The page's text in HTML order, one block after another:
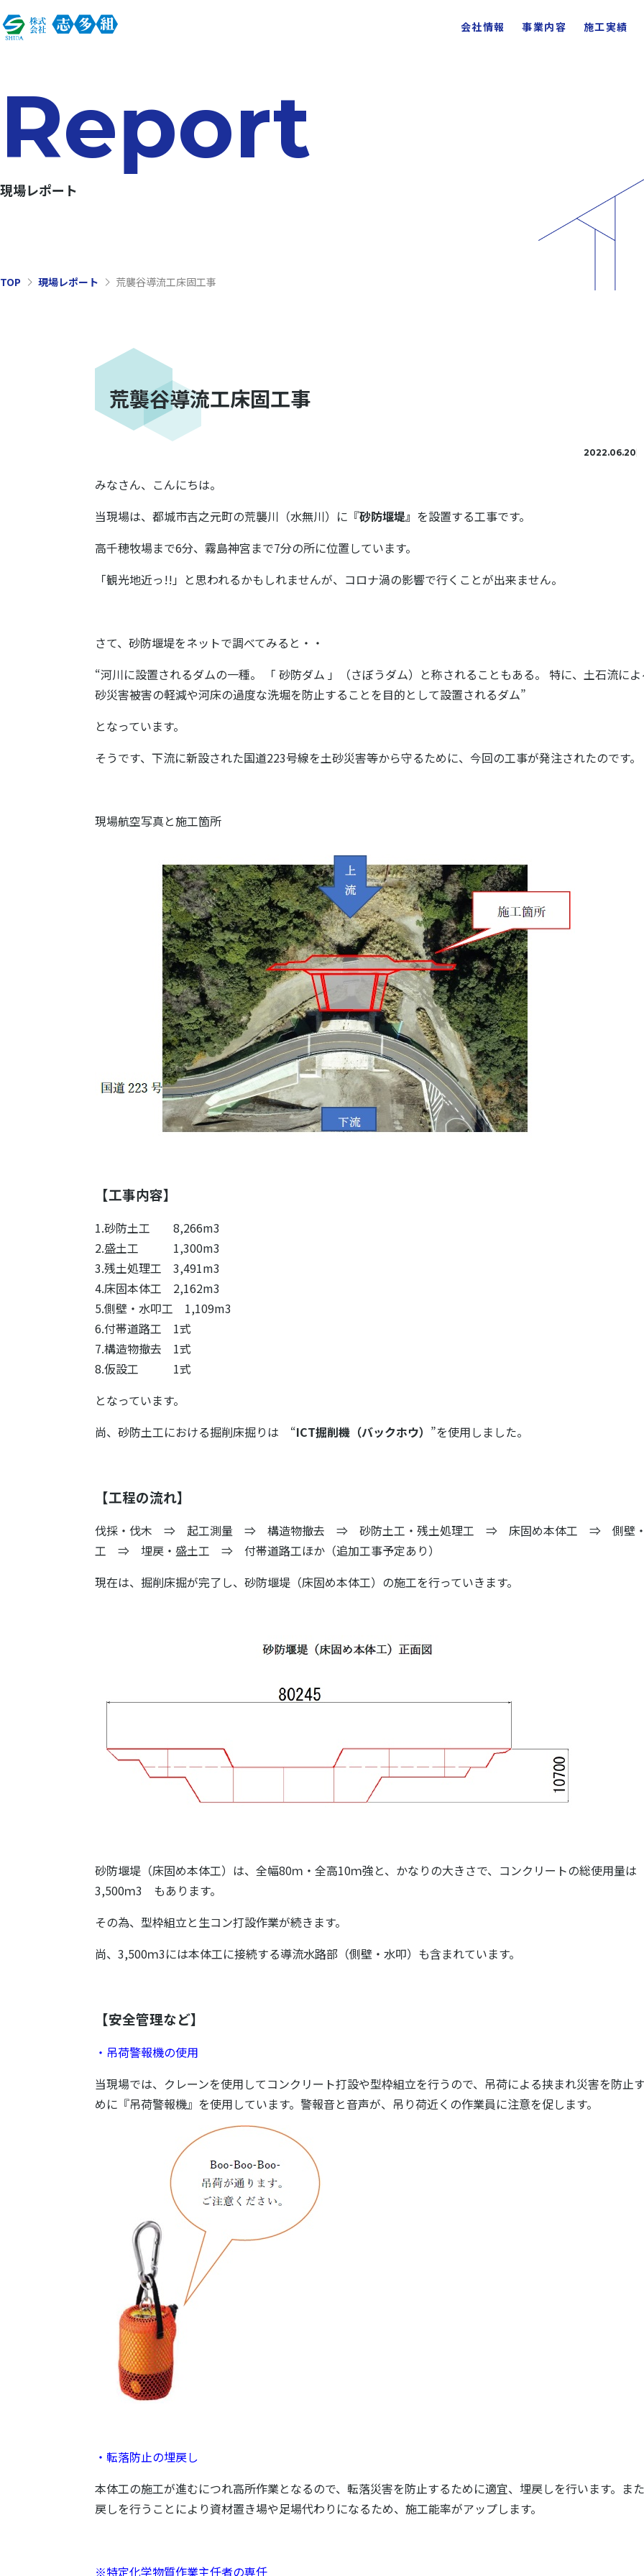
会社情報 事業内容 施工実績
Report
現場レポート
TOP 現場レポート 荒襲谷導流工床固工事
荒襲谷導流工床固工事
2022.06.20
みなさん、こんにちは。
当現場は、都城市吉之元町の荒襲川（水無川）に『砂防堰堤』 を設置する工事です。
高千穂牧場まで6分、霧島神宮まで7分の所に位置しています。
「観光地近っ!!」と思われるかもしれませんが、コロナ渦の影響で行くことが出来ません。
さて、砂防堰堤をネットで調べてみると・・
“河川に設置されるダムの一種。 「 砂防ダム 」（さぼうダム）と称されることもある。 特に、土石流に
砂災害被害の軽減や河床の過度な洗堀を防止することを目的として設置されるダム”
となっています。
そうです、下流に新設された国道223号線を土砂災害等から守るために、今回の工事が発注されたのです。
現場航空写真と施工箇所
【工事内容】
1.砂防土工 8,266m3
2.盛土工 1,300m3
3.残土処理工 3,491m3
4.床固本体工 2,162m3
5.側壁・水叩工 1,109m3
6.付帯道路工 1式
7.構造物撤去 1式
8.仮設工 1式
となっています。
尚、砂防土工における掘削床掘りは “ICT掘削機（バックホウ） ”を使用しました。
【工程の流れ】
伐採・伐木 ⇒ 起工測量 ⇒ 構造物撤去 ⇒ 砂防土工・残土処理工 ⇒ 床固め本体工 ⇒ 側壁
工 ⇒ 埋戻・盛土工 ⇒ 付帯道路工ほか（追加工事予定あり）
現在は、掘削床掘が完了し、砂防堰堤（床固め本体工）の施工を行っていきます。
砂防堰堤（床固め本体工）は、全幅80ｍ・全高10ｍ強と、かなりの大きさで、コンクリートの総使用量
3,500ｍ3 もあります。
その為、型枠組立と生コン打設作業が続きます。
尚、3,500ｍ3には本体工に接続する導流水路部（側壁・水叩）も含まれています。
【安全管理など】
・吊荷警報機の使用
当現場では、クレーンを使用してコンクリート打設や型枠組立を行うので、吊荷による挟まれ災害を防止
めに『吊荷警報機』を使用しています。警報音と音声が、吊り荷近くの作業員に注意を促します。
・転落防止の埋戻し
本体工の施工が進むにつれ高所作業となるので、転落災害を防止するために適宜、埋戻しを行います。ま
戻しを行うことにより資材置き場や足場代わりになるため、施工能率がアップします。
※特定化学物質作業主任者の専任